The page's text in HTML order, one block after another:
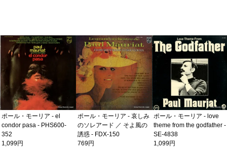
ポール・モーリア - el
condor pasa - PHS600-
352
1,099円
ポール・モーリア - 哀しみ
のソレアード ／ そよ風の
誘惑 - FDX-150
769円
ポール・モーリア - love
theme from the godfather -
SE-4838
1,099円